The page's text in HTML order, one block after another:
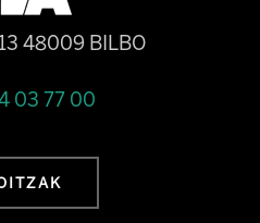
48009 BILBO
03 77 00